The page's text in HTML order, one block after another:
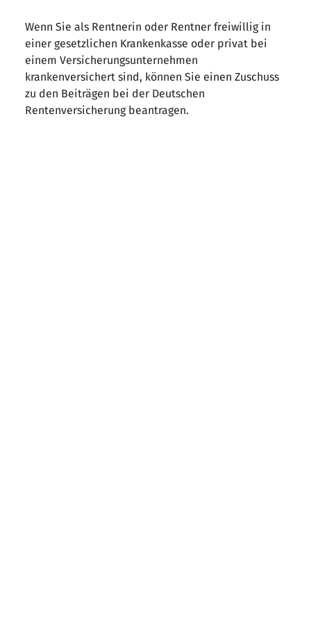
Wenn Sie als Rentnerin oder Rentner freiwillig in
einer gesetzlichen Krankenkasse oder privat bei
einem Versicherungsunternehmen
krankenversichert sind, können Sie einen Zuschuss
zu den Beiträgen bei der Deutschen
Rentenversicherung beantragen.